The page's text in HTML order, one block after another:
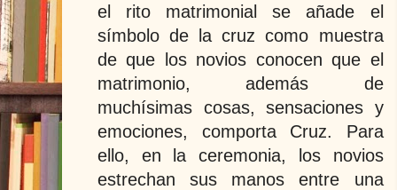
el rito matrimonial se añade el
símbolo de la cruz como muestra
de que los novios conocen que el
matrimonio, además de
muchísimas cosas, sensaciones y
emociones, comporta Cruz. Para
ello, en la ceremonia, los novios
estrechan sus manos entre una